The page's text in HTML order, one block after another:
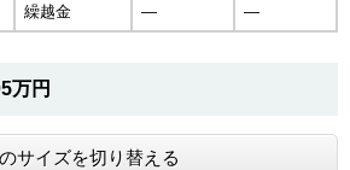
繰越金 ― ―
万円
サイズを切り替える